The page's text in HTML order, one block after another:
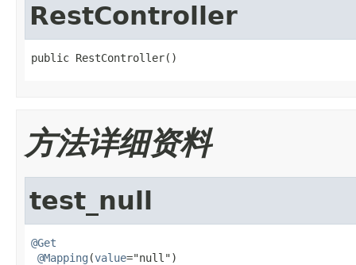
RestController
public RestController()
方法详细资料
test_null
@Get
@Mapping (value="null")